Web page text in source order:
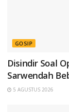
GOSIP
Disindir Soal
Sarwendah
5 AGUSTUS 2026